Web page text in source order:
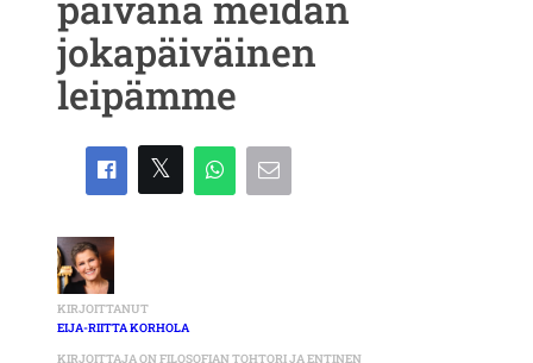
jokapäiväinen
leipämme
KIRJOITTANUT
EIJA-RIITTA KORHOLA
KIRJOITTAJA ON FILOSOFIAN TOHTORI JA ENTINEN